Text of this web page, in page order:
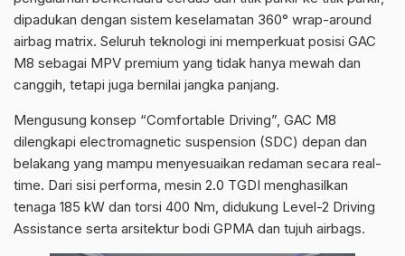
dipadukan dengan sistem keselamatan 360° wrap-around
airbag matrix. Seluruh teknologi ini memperkuat posisi GAC
M8 sebagai MPV premium yang tidak hanya mewah dan
canggih, tetapi juga bernilai jangka panjang.
Mengusung konsep “Comfortable Driving”, GAC M8
dilengkapi electromagnetic suspension (SDC) depan dan
belakang yang mampu menyesuaikan redaman secara real-
time. Dari sisi performa, mesin 2.0 TGDI menghasilkan
tenaga 185 kW dan torsi 400 Nm, didukung Level-2 Driving
Assistance serta arsitektur bodi GPMA dan tujuh airbags.